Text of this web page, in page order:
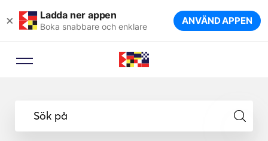
× Ladda ner appen
Boka snabbare och enklare ANVÄND APPEN
Sök på